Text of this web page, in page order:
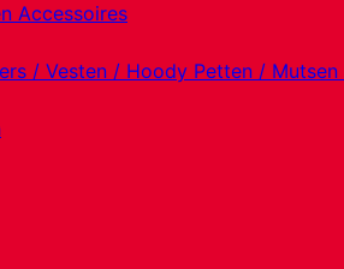
Accessoires
/ Vesten / Hoody Petten / Mutsen